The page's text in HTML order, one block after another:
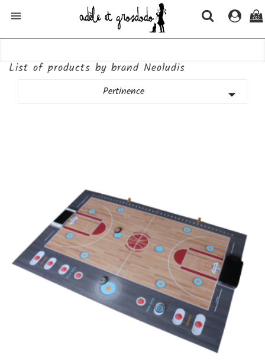
 (0)
List of products by brand Neoludis
Pertinence 